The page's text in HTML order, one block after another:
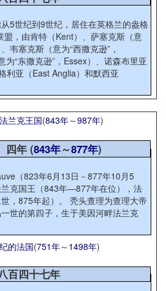
5世纪到9世纪，居住在英格兰的盎格
盟，由肯特（Kent）、萨塞克斯（意
韦塞克斯（意为“西撒克逊”，
为“东撒克逊”，Essex）、诺森布里亚
利亚（East Anglia）和默西亚
兰克王国(843年～987年)
四年 (843年～877年)
（823年6月13日－877年10月5
克国王（843年—877年在位），法
）。 秃头查理为查理大帝
世的第四子，生于美因河畔法兰克
的法国(751年～ 1498年)
百四十七年